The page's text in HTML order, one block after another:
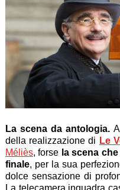
La scena da antologia.
della realizzazione di Le
Méliès, forse la scena
finale, per la sua
dolce sensazione di
La telecamera inquadra